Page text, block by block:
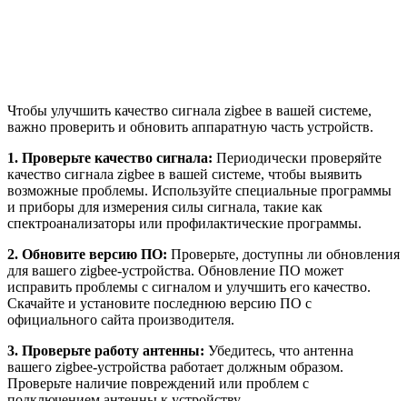
Чтобы улучшить качество сигнала zigbee в вашей системе,
важно проверить и обновить аппаратную часть устройств.
1. Проверьте качество сигнала: Периодически проверяйте
качество сигнала zigbee в вашей системе, чтобы выявить
возможные проблемы. Используйте специальные программы
и приборы для измерения силы сигнала, такие как
спектроанализаторы или профилактические программы.
2. Обновите версию ПО: Проверьте, доступны ли обновления
для вашего zigbee-устройства. Обновление ПО может
исправить проблемы с сигналом и улучшить его качество.
Скачайте и установите последнюю версию ПО с
официального сайта производителя.
3. Проверьте работу антенны: Убедитесь, что антенна
вашего zigbee-устройства работает должным образом.
Проверьте наличие повреждений или проблем с